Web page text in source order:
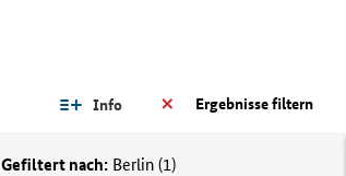
Ergebnisse filtern
Info
Gefiltert nach: Berlin (1)